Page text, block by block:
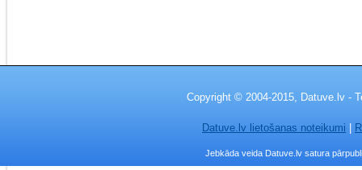
Copyright © 2004-2015, Datuve.lv -
Datuve.lv lietošanas noteikumi |
Jebkāda veida Datuve.lv satura